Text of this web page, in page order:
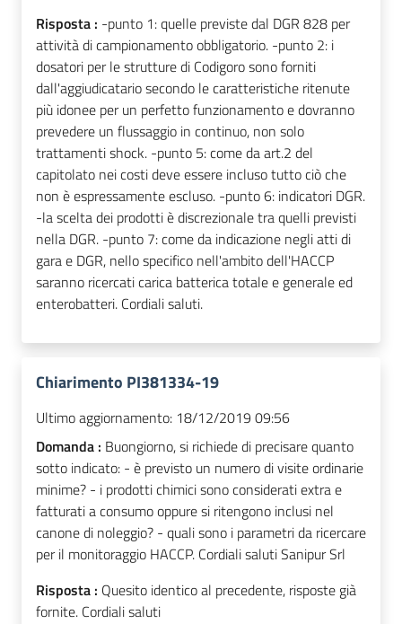
Risposta : -punto 1: quelle previste dal DGR 828 per
attività di campionamento obbligatorio. -punto 2: i
dosatori per le strutture di Codigoro sono forniti
dall'aggiudicatario secondo le caratteristiche ritenute
più idonee per un perfetto funzionamento e dovranno
prevedere un flussaggio in continuo, non solo
trattamenti shock. -punto 5: come da art.2 del
capitolato nei costi deve essere incluso tutto ciò che
non è espressamente escluso. -punto 6: indicatori DGR.
-la scelta dei prodotti è discrezionale tra quelli previsti
nella DGR. -punto 7: come da indicazione negli atti di
gara e DGR, nello specifico nell'ambito dell'HACCP
saranno ricercati carica batterica totale e generale ed
enterobatteri. Cordiali saluti.
Chiarimento PI381334-19
Ultimo aggiornamento: 18/12/2019 09:56
Domanda : Buongiorno, si richiede di precisare quanto
sotto indicato: - è previsto un numero di visite ordinarie
minime? - i prodotti chimici sono considerati extra e
fatturati a consumo oppure si ritengono inclusi nel
canone di noleggio? - quali sono i parametri da ricercare
per il monitoraggio HACCP. Cordiali saluti Sanipur Srl
Risposta : Quesito identico al precedente, risposte già
fornite. Cordiali saluti